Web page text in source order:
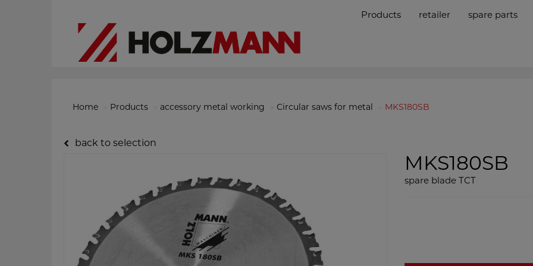
Products retailer spare parts
Home Products accessory metal working Circular saws for metal MKS180SB
back to selection
MKS180SB
spare blade TCT